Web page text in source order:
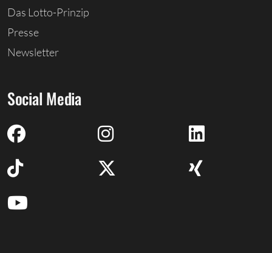
Das Lotto-Prinzip
Presse
Newsletter
Social Media